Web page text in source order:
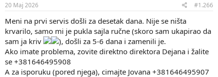
20 Maj 2026 #1.266
Meni na prvi servis došli za desetak dana. Nije se ništa
krvarilo, samo mi je pukla sajla ručne (skoro sam ukapirao da
sam ja kriv
), došli za 5-6 dana i zamenili je.
Ako imate problema, zovite direktno direktora Dejana i žalite
se +381646495908
A za isporuku (pored njega), cimajte Jovana +381646495907